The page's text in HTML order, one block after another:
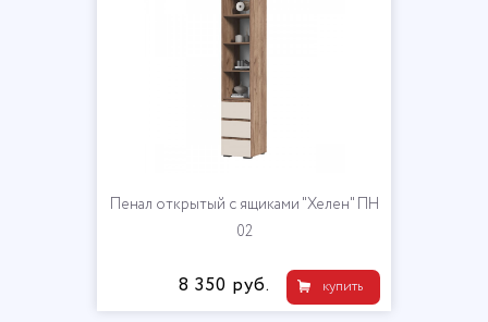
Пенал открытый с ящиками "Хелен" ПН
02
купить
8 350 руб.